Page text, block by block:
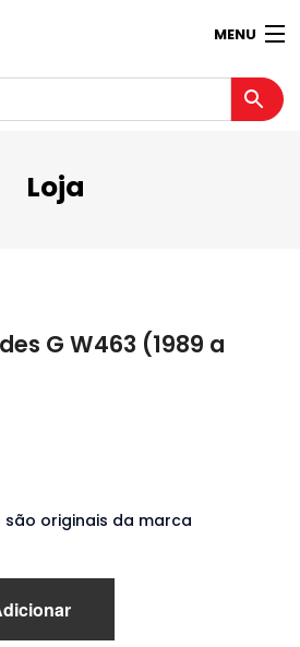
MENU
Garagem
Loja
G W463 (1989 a
são originais da marca